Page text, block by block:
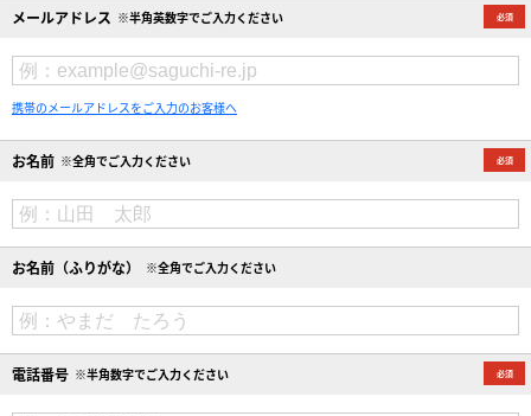
メールアドレス ※半角英数字でご入力ください
携帯のメールアドレスをご入力のお客様へ
お名前 ※全角でご入力ください
お名前（ふりがな） ※全角でご入力ください
電話番号 ※半角数字でご入力ください